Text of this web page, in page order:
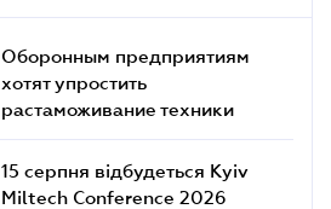
Оборонным предприятиям
хотят упростить
растаможивание техники
15 серпня відбудеться Kyiv
Miltech Conference 2026